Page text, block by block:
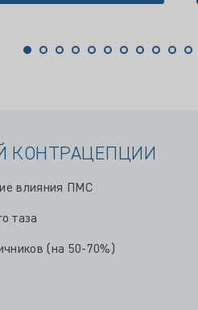
КОНТРАЦЕПЦИИ
влияния ПМС
таза
(на 50-70%)